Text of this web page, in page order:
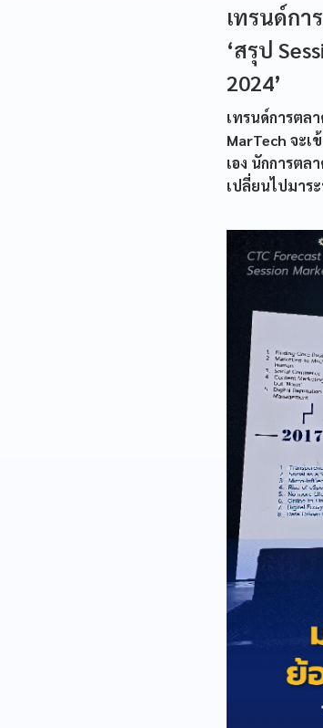
เทรนด์กา
‘สรุป
2024’
เทรนด์การตล
MarTech จะ
เอง นักการตล
เปลี่ยนไปมาร